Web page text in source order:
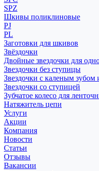
SPZ
Шкивы поликлиновые
PJ
PL
Заготовки для шкивов
Звёздочки
Двойные звездочки для
Звездочки без ступицы
Звездочки с каленым зубом
Звездочки со ступицей
Зубчатое колесо для
Натяжитель цепи
Услуги
Акции
Компания
Новости
Статьи
Отзывы
Вакансии